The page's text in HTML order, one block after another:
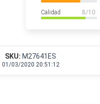
Calidad 8/ 10
SKU: M27641ES
01/03/2020 20:51:12